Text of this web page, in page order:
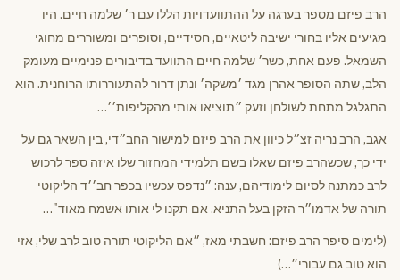
הרב פיזם מספר בערגה על ההתוועדויות הללו עם ר׳ שלמה חיים. היו
מגיעים אליו בחורי ישיבה ליטאיים, חסידיים, וסופרים ומשוררים מחוגי
השמאל. פעם אחת, כשר׳ שלמה חיים התוועד בדיבורים פנימיים מעומק
הלב, שתה הסופר אהרן מגד ׳משקה׳ ונתן דרור להתעוררותו הרוחנית. הוא
התגלגל מתחת לשולחן וזעק ״תוציאו אותי מהקליפות׳׳…
אגב, הרב נריה זצ״ל כיוון את הרב פיזם למישור החב״די, בין השאר גם על
ידי כך, שכשהרב פיזם שאלו בשם תלמידי המחזור שלו איזה ספר לרכוש
לרב כמתנה לסיום לימודיהם, ענה: ״נדפס עכשיו בכפר חב׳׳ד הליקוטי
תורה של אדמו״ר הזקן בעל התניא. אם תקנו לי אותו אשמח מאוד"…
(לימים סיפר הרב פיזם: חשבתי מאז, ״אם הליקוטי תורה טוב לרב שלי, אזי
הוא טוב גם עבורי״…)